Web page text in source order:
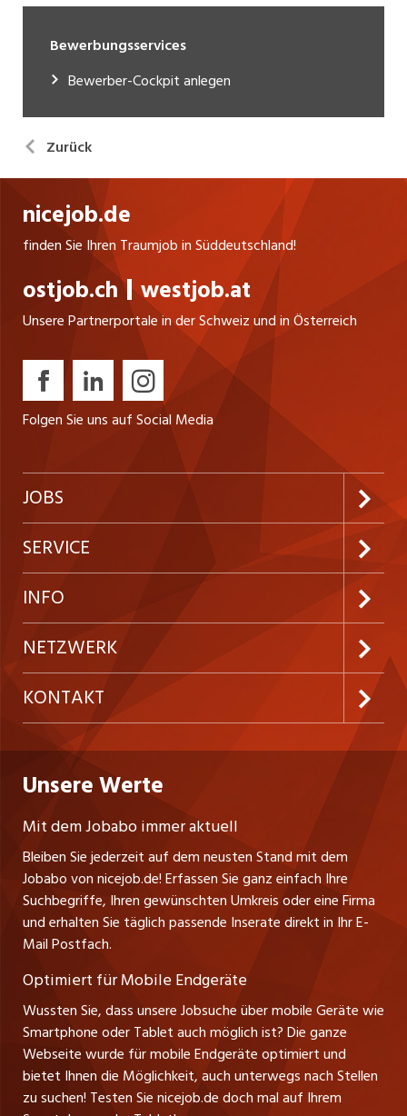
Bewerbungsservices
Bewerber-Cockpit anlegen
Zurück
nicejob.de
finden Sie Ihren Traumjob in Süddeutschland!
ostjob.ch westjob.at
Unsere Partnerportale in der Schweiz und in Österreich
Folgen Sie uns auf Social Media
JOBS
Jobabo abonnieren
Neue Stellen
Festanstellungen
Temporäre Jobs
Freelance Jobs
Praktika
Führungspositionen
Management / Kader-Jobs
SERVICE
Kundenlogin
Inserieren
Firmen
Personalvermittler
INFO
Preise und Leistungen
AGB
Datenschutzerklärung
Nutzungsbedingungen
Impressum
NETZWERK
ostjob.ch
westjob.at
jobzüri.ch
jobmittelland.ch
jobbern.ch
jobbasel.ch
zentraljob.ch
myjob.ch
schaffu.ch (VS)
ajourjob.ch
KONTAKT
Niederlassung
Fa. nicejob.de
PR Medien GmbH
Lindauer Straße 16
D-88239 Wangen
Tel. +49 07522 795034
Thomas Reiner
Ansprechpartner
Unsere Werte
Mit dem Jobabo immer aktuell
Bleiben Sie jederzeit auf dem neusten Stand mit dem
Jobabo von nicejob.de! Erfassen Sie ganz einfach Ihre
Suchbegriffe, Ihren gewünschten Umkreis oder eine Firma
und erhalten Sie täglich passende Inserate direkt in Ihr E-
Mail Postfach.
Optimiert für Mobile Endgeräte
Wussten Sie, dass unsere Jobsuche über mobile Geräte wie
Smartphone oder Tablet auch möglich ist? Die ganze
Webseite wurde für mobile Endgeräte optimiert und
bietet Ihnen die Möglichkeit, auch unterwegs nach Stellen
zu suchen! Testen Sie nicejob.de doch mal auf Ihrem